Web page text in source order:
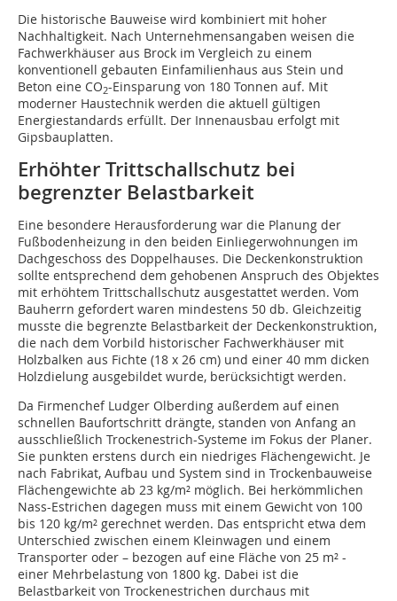
Die historische Bauweise wird kombiniert mit hoher
Nachhaltigkeit. Nach Unternehmensangaben weisen die
Fachwerkhäuser aus Brock im Vergleich zu einem
konventionell gebauten Einfamilienhaus aus Stein und
Beton eine CO2-Einsparung von 180 Tonnen auf. Mit
moderner Haustechnik werden die aktuell gültigen
Energiestandards erfüllt. Der Innenausbau erfolgt mit
Gipsbauplatten.
Erhöhter Trittschallschutz bei
begrenzter Belastbarkeit
Eine besondere Herausforderung war die Planung der
Fußbodenheizung in den beiden Einliegerwohnungen im
Dachgeschoss des Doppelhauses. Die Deckenkonstruktion
sollte entsprechend dem gehobenen Anspruch des Objektes
mit erhöhtem Trittschallschutz ausgestattet werden. Vom
Bauherrn gefordert waren mindestens 50 db. Gleichzeitig
musste die begrenzte Belastbarkeit der Deckenkonstruktion,
die nach dem Vorbild historischer Fachwerkhäuser mit
Holzbalken aus Fichte (18 x 26 cm) und einer 40 mm dicken
Holzdielung ausgebildet wurde, berücksichtigt werden.
Da Firmenchef Ludger Olberding außerdem auf einen
schnellen Baufortschritt drängte, standen von Anfang an
ausschließlich Trockenestrich-Systeme im Fokus der Planer.
Sie punkten erstens durch ein niedriges Flächengewicht. Je
nach Fabrikat, Aufbau und System sind in Trockenbauweise
Flächengewichte ab 23 kg/m² möglich. Bei herkömmlichen
Nass-Estrichen dagegen muss mit einem Gewicht von 100
bis 120 kg/m² gerechnet werden. Das entspricht etwa dem
Unterschied zwischen einem Kleinwagen und einem
Transporter oder – bezogen auf eine Fläche von 25 m² -
einer Mehrbelastung von 1800 kg. Dabei ist die
Belastbarkeit von Trockenestrichen durchaus mit